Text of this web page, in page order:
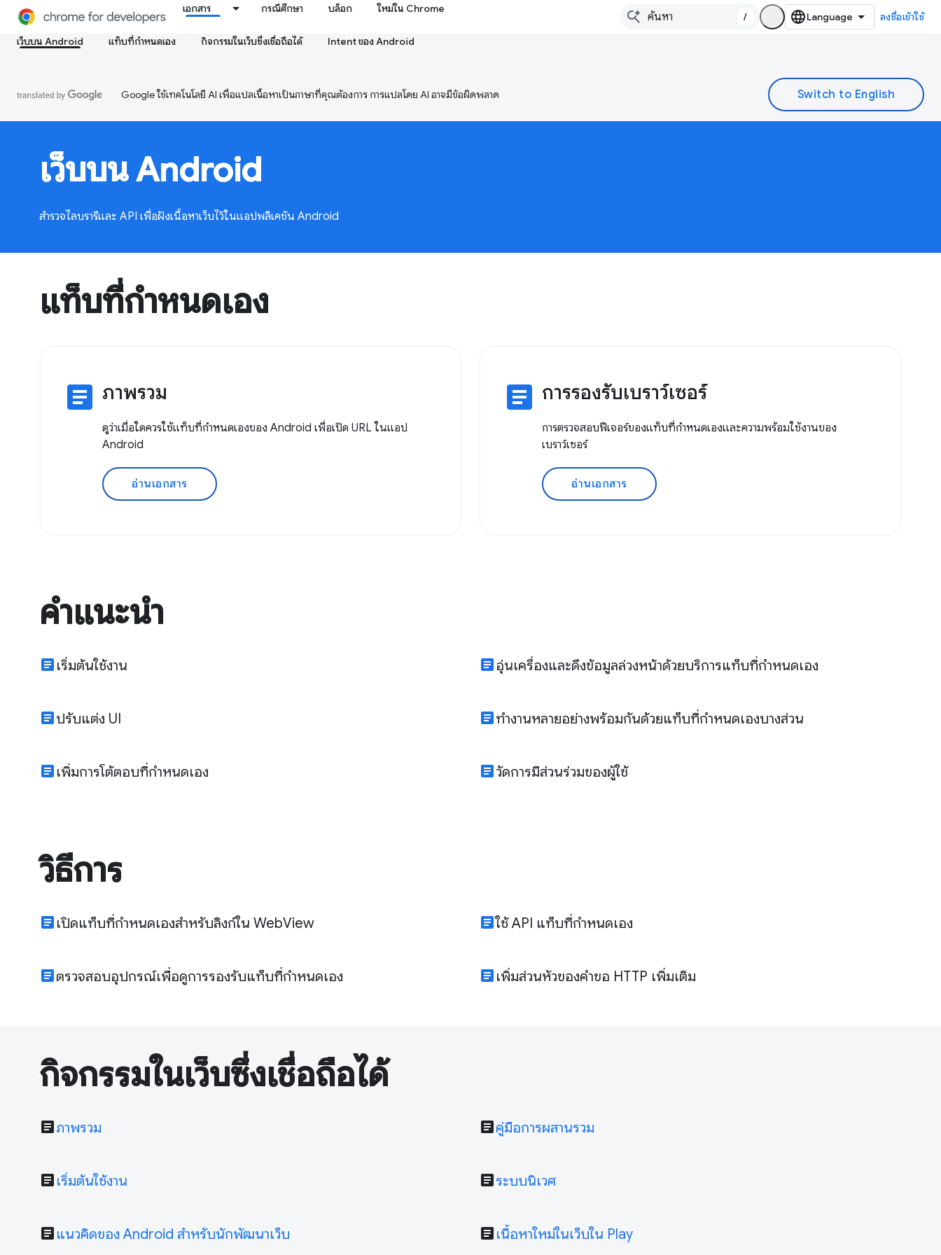
เอกสาร กรณีศึกษา บล็อก ใหม่ใน Chrome
/
ลงชื่อเข้าใช้
เว็บบน Android
แท็บที่กำหนดเอง กิจกรรมในเว็บซึ่งเชื่อถือได้ Intent ของ Android
Google ใช้เทคโนโลยี AI เพื่อแปลเนื้อหาเป็นภาษาที่คุณต้องการ การแปลโดย AI อาจมีข้อผิดพลาด
เว็บบน Android
สำรวจไลบรารีและ API เพื่อฝังเนื้อหาเว็บไว้ในแอปพลิเคชัน Android
แท็บที่กำหนดเอง
article ภาพรวม
ดูว่าเมื่อใดควรใช้แท็บที่กำหนดเองของ Android เพื่อเปิด URL ในแอป
Android
อ่านเอกสาร
article การรองรับเบราว์เซอร์
การตรวจสอบฟีเจอร์ของแท็บที่กำหนดเองและความพร้อมใช้งานของ
เบราว์เซอร์
อ่านเอกสาร
คำแนะนำ
article เริ่มต้นใช้งาน
articleปรับแต่ง UI
article เพิ่มการโต้ตอบที่กำหนดเอง
articleอุ่นเครื่องและดึงข้อมูลล่วงหน้าด้วยบริการแท็บที่กำหนดเอง
articleทำงานหลายอย่างพร้อมกันด้วยแท็บที่กำหนดเองบางส่วน
articleวัดการมีส่วนร่วมของผู้ใช้
วิธีการ
article เปิดแท็บที่กำหนดเองสำหรับลิงก์ใน WebView
articleตรวจสอบอุปกรณ์เพื่อดูการรองรับแท็บที่กำหนดเอง
articleใช้ API แท็บที่กำหนดเอง
article เพิ่มส่วนหัวของคำขอ HTTP เพิ่มเติม
กิจกรรมในเว็บซึ่งเชื่อถือได้
articleภาพรวม
article เริ่มต้นใช้งาน
article แนวคิดของ Android สำหรับนักพัฒนาเว็บ
articleคู่มือการผสานรวม
articleระบบนิเวศ
article เนื้อหาใหม่ในเว็บใน Play